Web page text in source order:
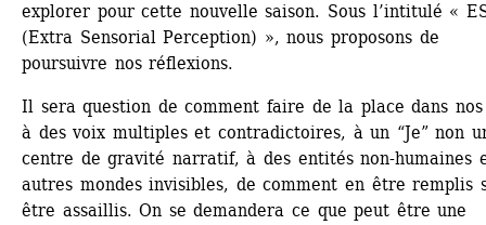
explorer pour cette nouvelle saison. Sous l’intitulé «
(Extra Sensorial Perception) », nous proposons de
poursuivre nos réflexions.
Il sera question de comment faire de la place dans
à des voix multiples et contradictoires, à un “Je” non
centre de gravité narratif, à des entités non-humaines
autres mondes invisibles, de comment en être remplis
être assaillis. On se demandera ce que peut être une